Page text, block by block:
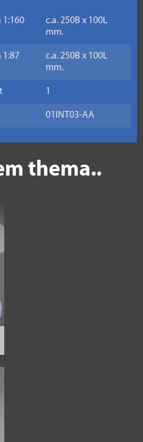
1:160
c.a. 250B x 100L
mm.
1:87
c.a. 250B x 100L
mm.
1
01INT03-AA
thema..